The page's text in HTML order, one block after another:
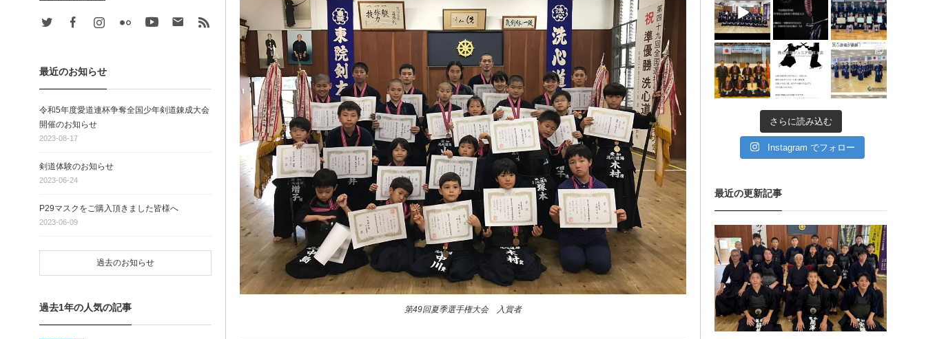
愛知県の星城高校へ出稽
古
第80回愛知県中学校総合
体育大会・地区予選
第136回愛知県剣道道場連
盟研修会トーナメント戦
第49回夏季選手権大会 入賞者
Twitter FacebookInstagramFlickr Youtube Contact
最近のお知らせ
令和5年度愛道連杯争奪全国少年剣道錬成大会
開催のお知らせ
2023-08-17
剣道体験のお知らせ
2023-06-24
P29マスクをご購入頂きました皆様へ
2023-06-09
過去のお知らせ
過去1年の人気の記事
11月 11 11月 6 9月 11
さらに読み込む
Instagram でフォロー
最近の更新記事